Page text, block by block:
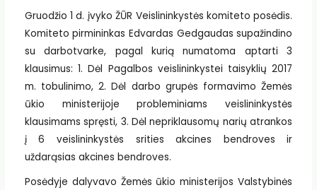
Gruodžio 1 d. įvyko ŽŪR Veislininkystės komiteto posėdis.
Komiteto pirmininkas Edvardas Gedgaudas supažindino
su darbotvarke, pagal kurią numatoma aptarti 3
klausimus: 1. Dėl Pagalbos veislininkystei taisyklių 2017
m. tobulinimo, 2. Dėl darbo grupės formavimo Žemės
ūkio ministerijoje probleminiams veislininkystės
klausimams spręsti, 3. Dėl nepriklausomų narių atrankos
į 6 veislininkystės srities akcines bendroves ir
uždarąsias akcines bendroves.
Posėdyje dalyvavo Žemės ūkio ministerijos Valstybinės